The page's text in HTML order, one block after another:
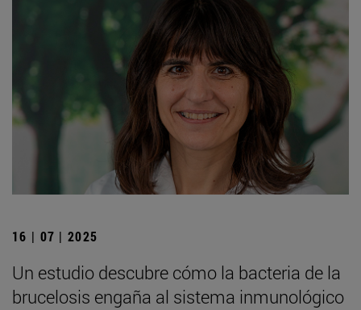
16 | 07 | 2025
Un estudio descubre cómo la bacteria de la
brucelosis engaña al sistema inmunológico